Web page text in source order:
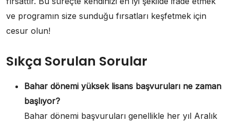
ve programın size sunduğu fırsatları keşfetmek için
cesur olun!
Sıkça Sorulan Sorular
Bahar dönemi yüksek lisans başvuruları ne zaman
başlıyor?
Bahar dönemi başvuruları genellikle her yıl Aralık